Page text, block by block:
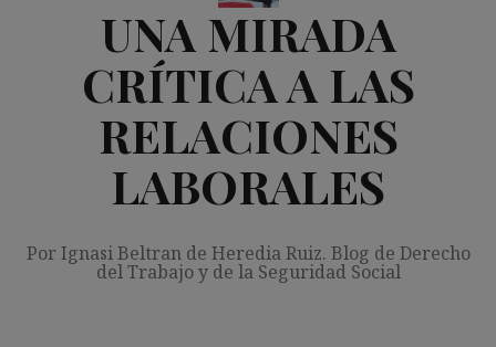
UNA MIRADA
CRÍTICA A LAS
RELACIONES
LABORALES
Por Ignasi Beltran de Heredia Ruiz. Blog de Derecho
del Trabajo y de la Seguridad Social